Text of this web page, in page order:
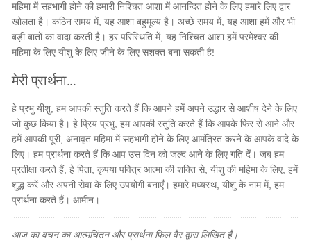
महिमा में सहभागी होने की हमारी निश्चित आशा में आनन्दित होने के लिए हमारे लिए द्वार
खोलता है। कठिन समय में, यह आशा बहुमूल्य है। अच्छे समय में, यह आशा हमें और भी
बड़ी बातों का वादा करती है। हर परिस्थिति में, यह निश्चित आशा हमें परमेश्वर की
महिमा के लिए यीशु के लिए जीने के लिए सशक्त बना सकती है!
मेरी प्रार्थना...
हे प्रभु यीशु, हम आपकी स्तुति करते हैं कि आपने हमें अपने उद्धार से आशीष देने के लिए
जो कुछ किया है। हे प्रिय प्रभु, हम आपकी स्तुति करते हैं कि आपके फिर से आने और
हमें आपकी पूरी, अनावृत महिमा में सहभागी होने के लिए आमंत्रित करने के आपके वादे के
लिए। हम प्रार्थना करते हैं कि आप उस दिन को जल्द आने के लिए गति दें। जब हम
प्रतीक्षा करते हैं, हे पिता, कृपया पवित्र आत्मा की शक्ति से, यीशु की महिमा के लिए, हमें
शुद्ध करें और अपनी सेवा के लिए उपयोगी बनाएँ। हमारे मध्यस्थ, यीशु के नाम में, हम
प्रार्थना करते हैं। आमीन।
आज का वचन का आत्मचिंतन और प्रार्थना फिल वैर द्वारा लिखित है।